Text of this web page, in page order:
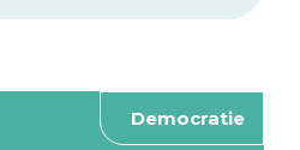
Democratie